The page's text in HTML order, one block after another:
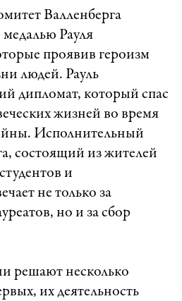
Валленберга
Рауля
проявив героизм
людей. Рауль
дипломат, который спас
жизней во время
Исполнительный
состоящий из жителей
и
не только за
но и за сбор
решают несколько
их деятельность